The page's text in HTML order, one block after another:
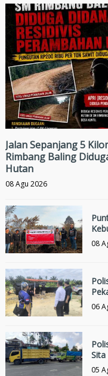
Jalan Sepanjang 5
Rimbang Baling
Hutan
08 Agu 2026
08
06
05